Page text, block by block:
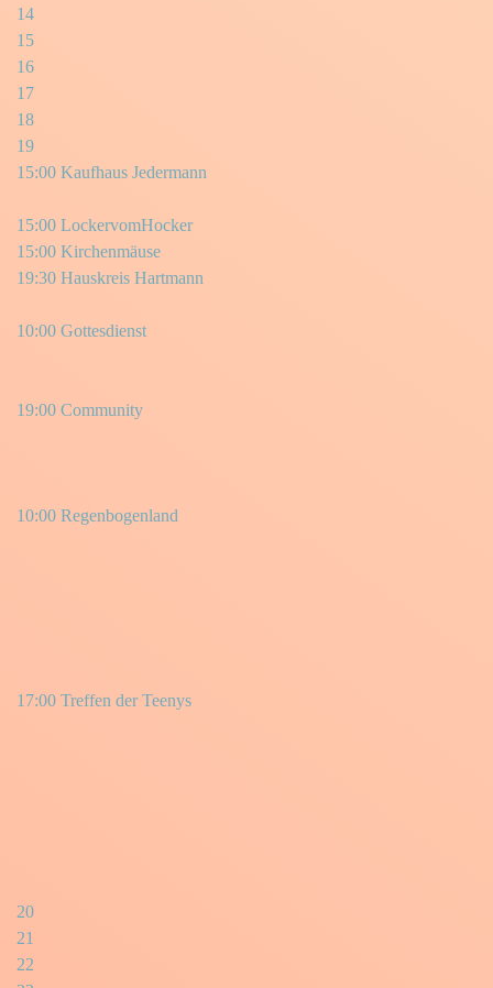
14
15
16
17
18
19
15:00 Kaufhaus Jedermann
15:00 LockervomHocker
15:00 Kirchenmäuse
19:30 Hauskreis Hartmann
10:00 Gottesdienst
19:00 Community
10:00 Regenbogenland
17:00 Treffen der Teenys
20
21
22